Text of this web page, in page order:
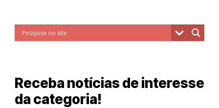
Receba notícias de interesse
da categoria!